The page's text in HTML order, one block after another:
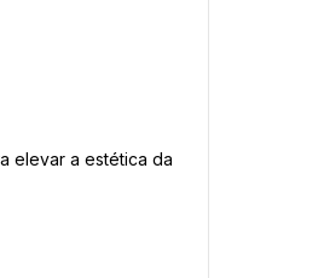
elevar a estética da